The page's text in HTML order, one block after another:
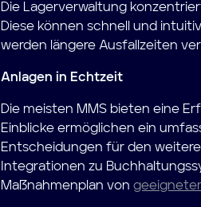
Die Lagerverwaltung
Diese können schnell und
werden längere Ausfallzeiten
Anlagen in Echtzeit
Die meisten MMS bieten eine
Einblicke ermöglichen ein
Entscheidungen für den
Integrationen zu
Maßnahmenplan von